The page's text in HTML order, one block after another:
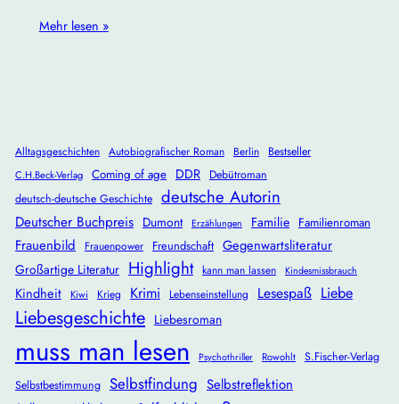
Mehr lesen »
Alltagsgeschichten Autobiografischer Roman Berlin Bestseller
C.H.Beck-Verlag Coming of age DDR
Debütroman
deutsch-deutsche Geschichte deutsche Autorin
Deutscher Buchpreis Dumont Erzählungen Familie Familienroman
Frauenbild Frauenpower Freundschaft Gegenwartsliteratur
Großartige Literatur Highlight kann man lassen Kindesmissbrauch
Kindheit Kiwi Krieg Krimi Lebenseinstellung Lesespaß Liebe
Liebesgeschichte Liebesroman
muss man lesen Psychothriller Rowohlt
S.Fischer-Verlag
Selbstbestimmung Selbstfindung Selbstreflektion